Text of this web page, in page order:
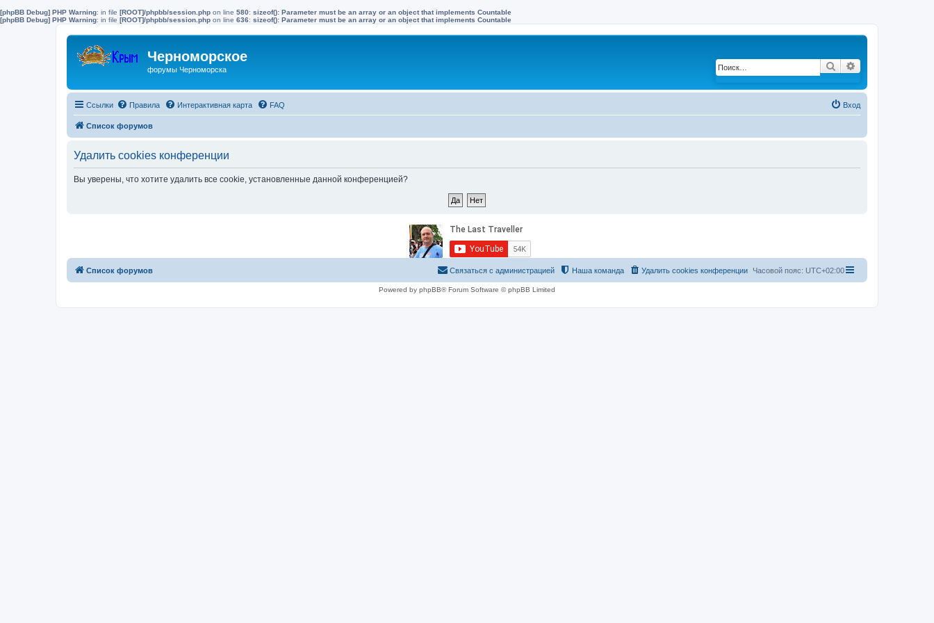
[phpBB Debug] PHP Warning: in file [ROOT]/phpbb/session.php on line 580: sizeof(): Parameter must be an array or an object that implements Countable
[phpBB Debug] PHP Warning: in file [ROOT]/phpbb/session.php on line 636: sizeof(): Parameter must be an array or an object that implements Countable
Черноморское
форумы Черноморска Поиск
Ссылки Правила Интерактивная карта FAQ Вход
Список форумов
Удалить cookies конференции
Вы уверены, что хотите удалить все cookie, установленные данной конференцией?
Список форумов Часовой пояс: UTC+02:00
Удалить cookies конференции
Наша команда
Связаться с администрацией
Powered by phpBB® Forum Software © phpBB Limited